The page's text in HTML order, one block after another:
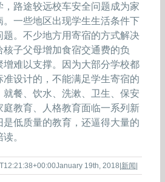
路途较远校车安全问题成为家
。一些地区出现学生生活条件下
题。不少地方用寄宿的方式解决
子父母增加食宿交通费的负
增难以支撑。因为大部分学校都
设计的，不能满足学生寄宿的
餐、饮水、洗漱、卫生、保安
庭教育、人格教育面临一系列新
是低质量的教育，还逼得大量的
。
January 19th, 2018|新闻|